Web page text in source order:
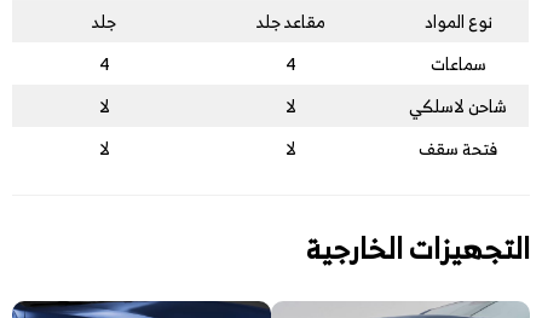
نوع المواد
مقاعد جلد
جلد
سماعات
4
4
شاحن لاسلكي
لا
لا
فتحة سقف
لا لا
التجهيزات الخارجية